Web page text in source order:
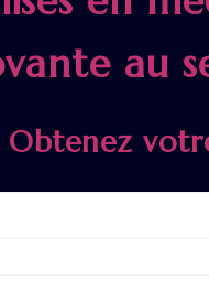
au
Obtenez